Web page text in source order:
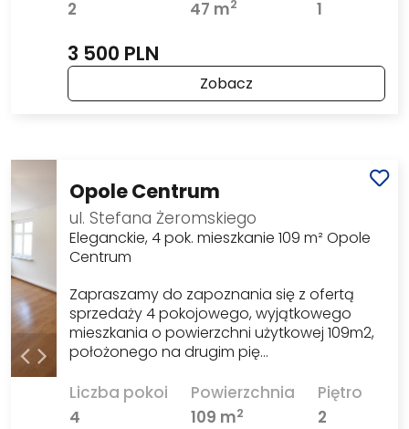
2
47 m2
1
3 500 PLN
Zobacz
Opole Centrum
ul. Stefana Żeromskiego
Eleganckie, 4 pok. mieszkanie 109 m² Opole
Centrum
Zapraszamy do zapoznania się z ofertą
sprzedaży 4 pokojowego, wyjątkowego
mieszkania o powierzchni użytkowej 109m2,
położonego na drugim pię…
Liczba pokoi
4
Powierzchnia
109 m2
Piętro
2